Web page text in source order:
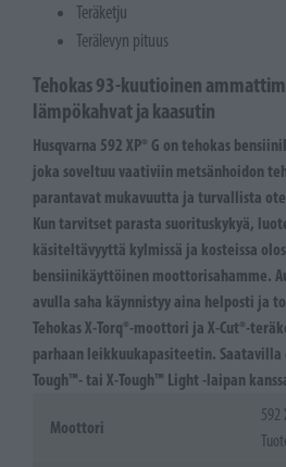
Teräketju
Terälevyn pituus
Tehokas 93-kuutioinen
lämpökahvat ja kaasutin
Husqvarna 592 XP® G on tehokas
joka soveltuu vaativiin metsänhoidon
parantavat mukavuutta ja turvallista
Kun tarvitset parasta suorituskykyä,
käsiteltävyyttä kylmissä ja kosteissa
bensiinikäyttöinen moottorisahamme.
avulla saha käynnistyy aina helposti ja
Tehokas X-Torq®-moottori ja X-Cut®-
parhaan leikkuukapasiteetin. Saatavilla
Tough™- tai X-Tough™ Light -laipan
Moottori
592